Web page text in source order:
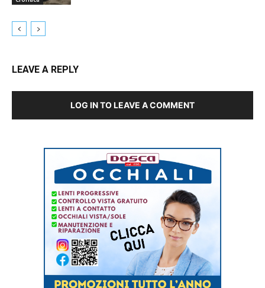
LEAVE A REPLY
LOG IN TO LEAVE A COMMENT